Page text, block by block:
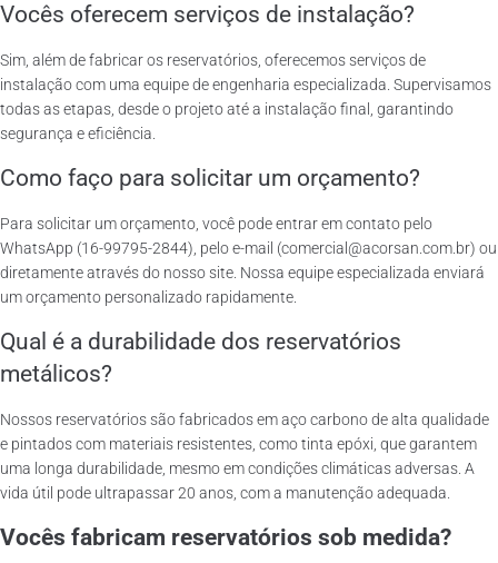
Vocês oferecem serviços de instalação?
Sim, além de fabricar os reservatórios, oferecemos serviços de
instalação com uma equipe de engenharia especializada. Supervisamos
todas as etapas, desde o projeto até a instalação final, garantindo
segurança e eficiência.
Como faço para solicitar um orçamento?
Para solicitar um orçamento, você pode entrar em contato pelo
WhatsApp (16-99795-2844), pelo e-mail (comercial@acorsan.com.br) ou
diretamente através do nosso site. Nossa equipe especializada enviará
um orçamento personalizado rapidamente.
Qual é a durabilidade dos reservatórios
metálicos?
Nossos reservatórios são fabricados em aço carbono de alta qualidade
e pintados com materiais resistentes, como tinta epóxi, que garantem
uma longa durabilidade, mesmo em condições climáticas adversas. A
vida útil pode ultrapassar 20 anos, com a manutenção adequada.
Vocês fabricam reservatórios sob medida?